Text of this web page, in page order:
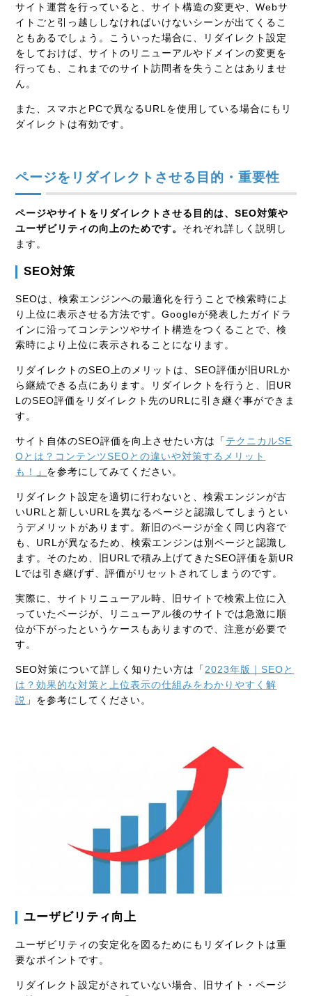
サイト運営を行っていると、サイト構造の変更や、Webサ
イトごと引っ越ししなければいけないシーンが出てくるこ
ともあるでしょう。こういった場合に、リダイレクト設定
をしておけば、サイトのリニューアルやドメインの変更を
行っても、これまでのサイト訪問者を失うことはありませ
ん。
また、スマホとPCで異なるURLを使用している場合にもリ
ダイレクトは有効です。
ページをリダイレクトさせる目的・重要性
ページやサイトをリダイレクトさせる目的は、SEO対策や
ユーザビリティの向上のためです。 それぞれ詳しく説明し
ます。
SEO対策
SEOは、検索エンジンへの最適化を行うことで検索時によ
り上位に表示させる方法です。Googleが発表したガイドラ
インに沿ってコンテンツやサイト構造をつくることで、検
索時により上位に表示されることになります。
リダイレクトのSEO上のメリットは、SEO評価が旧URLか
ら継続できる点にあります。リダイレクトを行うと、旧UR
LのSEO評価をリダイレクト先のURLに引き継ぐ事ができま
す。
サイト自体のSEO評価を向上させたい方は「 テクニカルSE
Oとは？コンテンツSEOとの違いや対策するメリット
も！
」 を参考にしてみてください。
リダイレクト設定を適切に行わないと、検索エンジンが古
いURLと新しいURLを異なるページと認識してしまうとい
うデメリットがあります。新旧のページが全く同じ内容で
も、URLが異なるため、検索エンジンは別ページと認識し
ます。そのため、旧URLで積み上げてきたSEO評価を新UR
Lでは引き継げず、評価がリセットされてしまうのです。
実際に、サイトリニューアル時、旧サイトで検索上位に入
っていたページが、リニューアル後のサイトでは急激に順
位が下がったというケースもありますので、注意が必要で
す。
SEO対策について詳しく知りたい方は「 2023年版｜SEOと
は？効果的な対策と上位表示の仕組みをわかりやすく解
説 」を参考にしてください。
ユーザビリティ向上
ユーザビリティの安定化を図るためにもリダイレクトは重
要なポイントです。
リダイレクト設定がされていない場合、旧サイト・ページ